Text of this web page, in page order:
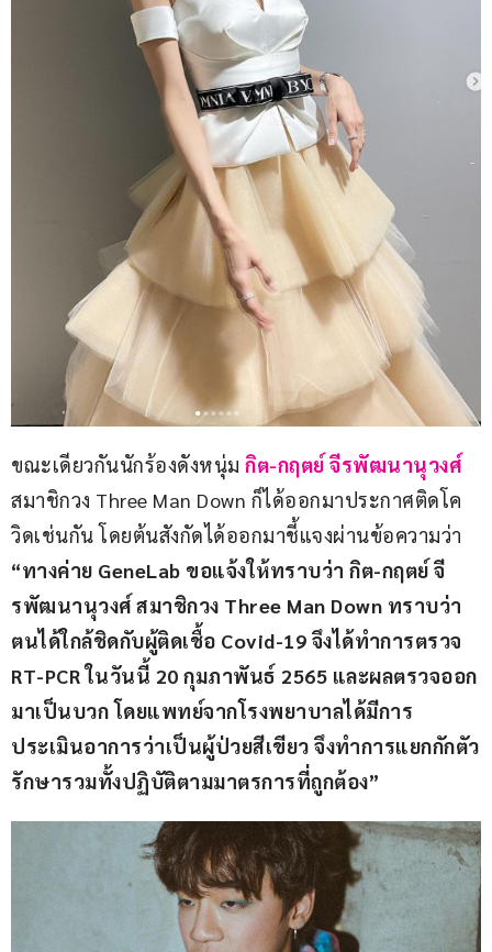
ขณะเดียวกันนักร้องดังหนุ่ม กิต-กฤตย์ จีรพัฒนานุวงศ์
สมาชิกวง Three Man Down ก็ได้ออกมาประกาศติดโค
วิดเช่นกัน โดยต้นสังกัดได้ออกมาชี้แจงผ่านข้อความว่า
“ทางค่าย GeneLab ขอแจ้งให้ทราบว่า กิต-กฤตย์ จี
รพัฒนานุวงศ์ สมาชิกวง Three Man Down ทราบว่า
ตนได้ใกล้ชิดกับผู้ติดเชื้อ Covid-19 จึงได้ทำการตรวจ
RT-PCR ในวันนี้ 20 กุมภาพันธ์ 2565 และผลตรวจออก
มาเป็นบวก โดยแพทย์จากโรงพยาบาลได้มีการ
ประเมินอาการว่าเป็นผู้ป่วยสีเขียว จึงทำการแยกกักตัว
รักษารวมทั้งปฏิบัติตามมาตรการที่ถูกต้อง”